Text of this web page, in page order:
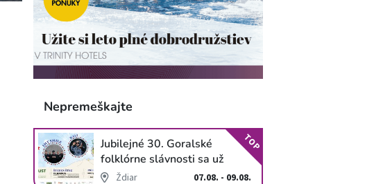
Nepremeškajte
Jubilejné 30. Goralské
folklórne slávnosti sa už
blížiaŽdiar 07.08. - 09.08.
TOP